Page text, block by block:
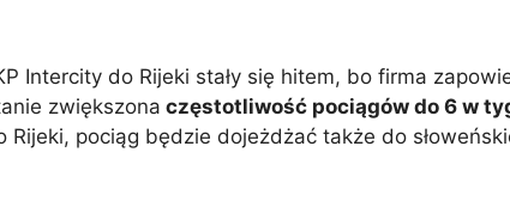
Intercity do Rijeki stały się hitem, bo firma
zwiększona częstotliwość pociągów do 6 w
Rijeki, pociąg będzie dojeżdżać także do